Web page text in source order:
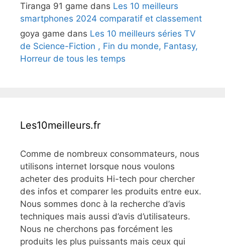
Tiranga 91 game dans Les 10 meilleurs
smartphones 2024 comparatif et classement
goya game dans Les 10 meilleurs séries TV
de Science-Fiction , Fin du monde, Fantasy,
Horreur de tous les temps
Les10meilleurs.fr
Comme de nombreux consommateurs, nous
utilisons internet lorsque nous voulons
acheter des produits Hi-tech pour chercher
des infos et comparer les produits entre eux.
Nous sommes donc à la recherche d’avis
techniques mais aussi d’avis d’utilisateurs.
Nous ne cherchons pas forcément les
produits les plus puissants mais ceux qui